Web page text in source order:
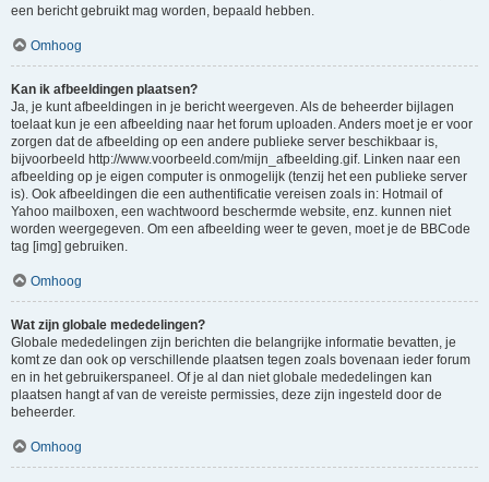
een bericht gebruikt mag worden, bepaald hebben.
Omhoog
Kan ik afbeeldingen plaatsen?
Ja, je kunt afbeeldingen in je bericht weergeven. Als de beheerder bijlagen
toelaat kun je een afbeelding naar het forum uploaden. Anders moet je er voor
zorgen dat de afbeelding op een andere publieke server beschikbaar is,
bijvoorbeeld http://www.voorbeeld.com/mijn_afbeelding.gif. Linken naar een
afbeelding op je eigen computer is onmogelijk (tenzij het een publieke server
is). Ook afbeeldingen die een authentificatie vereisen zoals in: Hotmail of
Yahoo mailboxen, een wachtwoord beschermde website, enz. kunnen niet
worden weergegeven. Om een afbeelding weer te geven, moet je de BBCode
tag [img] gebruiken.
Omhoog
Wat zijn globale mededelingen?
Globale mededelingen zijn berichten die belangrijke informatie bevatten, je
komt ze dan ook op verschillende plaatsen tegen zoals bovenaan ieder forum
en in het gebruikerspaneel. Of je al dan niet globale mededelingen kan
plaatsen hangt af van de vereiste permissies, deze zijn ingesteld door de
beheerder.
Omhoog